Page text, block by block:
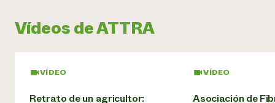
Vídeos de ATTRA
VÍDEO
Retrato de un agricultor:
VÍDEO
Asociación de